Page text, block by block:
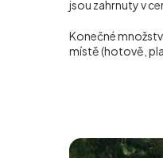
jsou zahrnuty v
Konečné
místě (hotově,